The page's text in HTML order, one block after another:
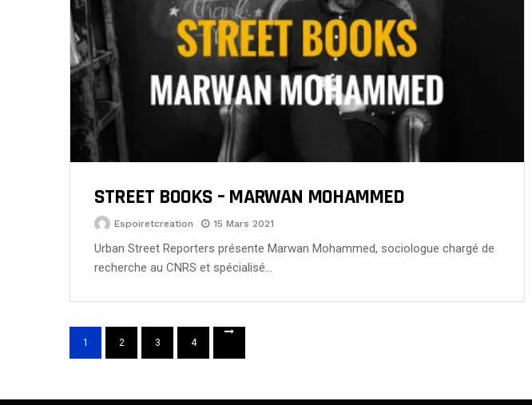
STREET BOOKS – MARWAN MOHAMMED
Espoiretcreation 15 Mars 2021
Urban Street Reporters présente Marwan Mohammed, sociologue chargé de
recherche au CNRS et spécialisé…
1 2 3 4